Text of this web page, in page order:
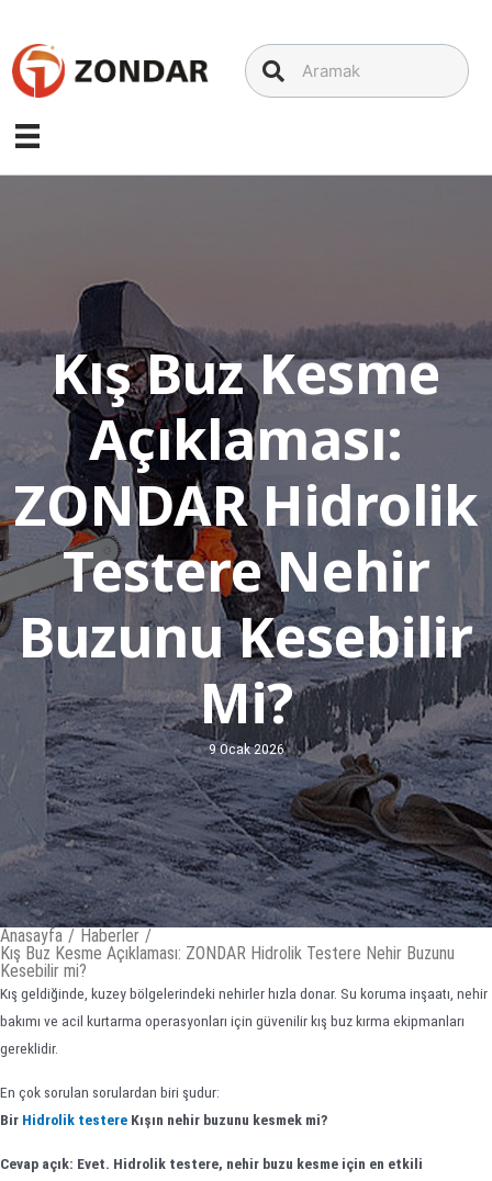
Kış Buz Kesme
Açıklaması:
ZONDAR Hidrolik
Testere Nehir
Buzunu Kesebilir
Mi?
9 Ocak 2026
Anasayfa / Haberler /
Kış Buz Kesme Açıklaması: ZONDAR Hidrolik Testere Nehir Buzunu
Kesebilir mi?
Kış geldiğinde, kuzey bölgelerindeki nehirler hızla donar. Su koruma inşaatı, nehir
bakımı ve acil kurtarma operasyonları için güvenilir kış buz kırma ekipmanları
gereklidir.
En çok sorulan sorulardan biri şudur:
Bir Hidrolik testere Kışın nehir buzunu kesmek mi?
Cevap açık: Evet. Hidrolik testere, nehir buzu kesme için en etkili